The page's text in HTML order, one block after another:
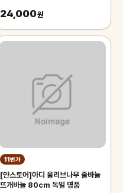
장난감 촉감놀이
24,000원
11번가
[얀스토어]아디 올리브나무 줄바늘
뜨개바늘 80cm 독일 명품